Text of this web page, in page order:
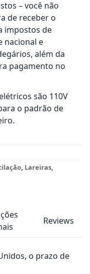
– você não
de receber o
impostos de
nacional e
além da
pagamento no
são 110V
o padrão de
, Lareiras,
Reviews
o prazo de